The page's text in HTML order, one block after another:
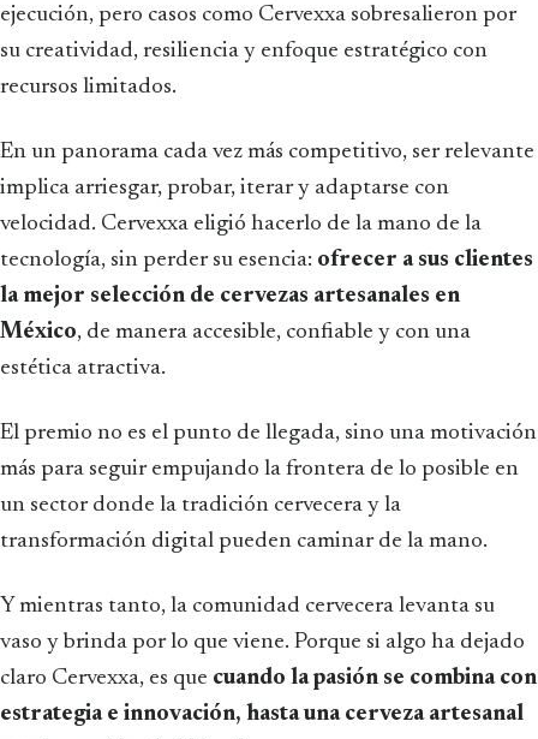
ejecución, pero casos como Cervexxa sobresalieron por
su creatividad, resiliencia y enfoque estratégico con
recursos limitados.
En un panorama cada vez más competitivo, ser relevante
implica arriesgar, probar, iterar y adaptarse con
velocidad. Cervexxa eligió hacerlo de la mano de la
tecnología, sin perder su esencia: ofrecer a sus clientes
la mejor selección de cervezas artesanales en
México, de manera accesible, confiable y con una
estética atractiva.
El premio no es el punto de llegada, sino una motivación
más para seguir empujando la frontera de lo posible en
un sector donde la tradición cervecera y la
transformación digital pueden caminar de la mano.
Y mientras tanto, la comunidad cervecera levanta su
vaso y brinda por lo que viene. Porque si algo ha dejado
claro Cervexxa, es que cuando la pasión se combina con
estrategia e innovación, hasta una cerveza artesanal